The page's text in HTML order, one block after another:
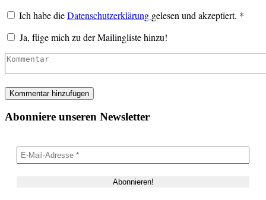
Ich habe dieDatenschutzerklärung gelesen und akzeptiert. *
Ja, füge mich zu der Mailingliste hinzu!
Abonniere unseren Newsletter